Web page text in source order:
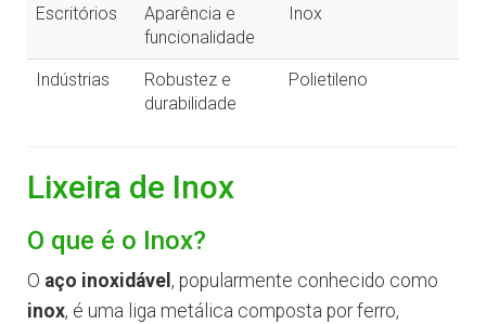
Escritórios
Aparência e
funcionalidade
Inox
Indústrias
Robustez e
durabilidade
Polietileno
Lixeira de Inox
O que é o Inox?
O aço inoxidável , popularmente conhecido como
inox, é uma liga metálica composta por ferro,